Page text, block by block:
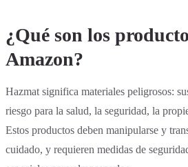
¿Qué son los
Amazon?
Hazmat significa materiales peligrosos:
riesgo para la salud, la seguridad, la
Estos productos deben manipularse y
cuidado, y requieren medidas de